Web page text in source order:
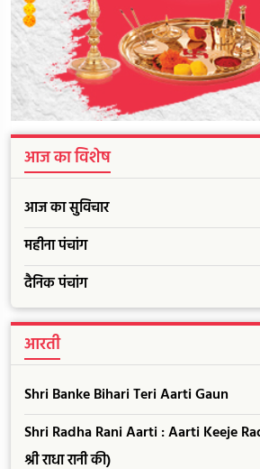
आज का विशेष
आज का सुविचार
महीना पंचांग
दैनिक पंचांग
आरती
Shri Banke Bihari Teri Aarti Gaun
Shri Radha Rani Aarti : Aarti Keeje
श्री राधा रानी की)